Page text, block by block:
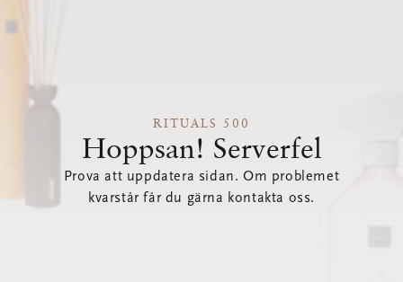
RITUALS 500
Hoppsan! Serverfel
Prova att uppdatera sidan. Om problemet
kvarstår får du gärna kontakta oss.